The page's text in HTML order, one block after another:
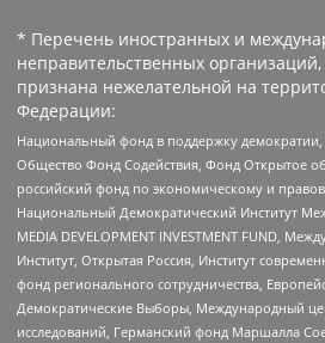
* Перечень иностранных и
неправительственных
признана нежелательной на
Федерации:
Национальный фонд в поддержку демократии,
Общество Фонд Содействия, Фонд Открытое
российский фонд по экономическому и
Национальный Демократический Институт
MEDIA DEVELOPMENT INVESTMENT FUND,
Институт, Открытая Россия, Институт
фонд регионального сотрудничества,
Демократические Выборы, Международный
исследований, Германский фонд Маршалла